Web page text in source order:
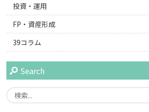
投資・運用
FP・資産形成
39コラム
Search